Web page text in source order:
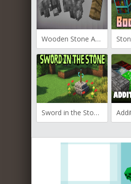
Wooden Stone Armors для Майнкрафт [1.20.2, 1.20.1, 1.19.4]
Sword in the Stone для Майнкрафт [1.20.1, 1.19.4, 1.19.2]